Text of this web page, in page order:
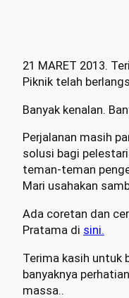
21 MARET 2013.
Piknik telah
Banyak kenalan.
Perjalanan masih
solusi bagi
teman-teman
Mari usahakan
Ada coretan dan
Pratama di sini.
Terima kasih untuk
banyaknya
massa..